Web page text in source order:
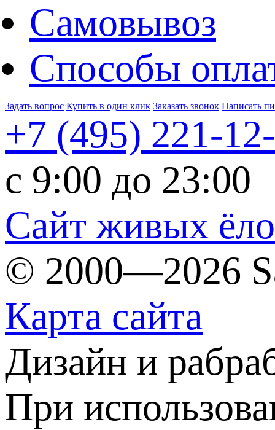
Самовывоз
Способы
Задать вопрос Купить в один клик Заказать звонок Написать
+7 (495) 221-
c 9:00 до 23:00
Сайт живых
© 2000—2026
Карта сайта
Дизайн и
При